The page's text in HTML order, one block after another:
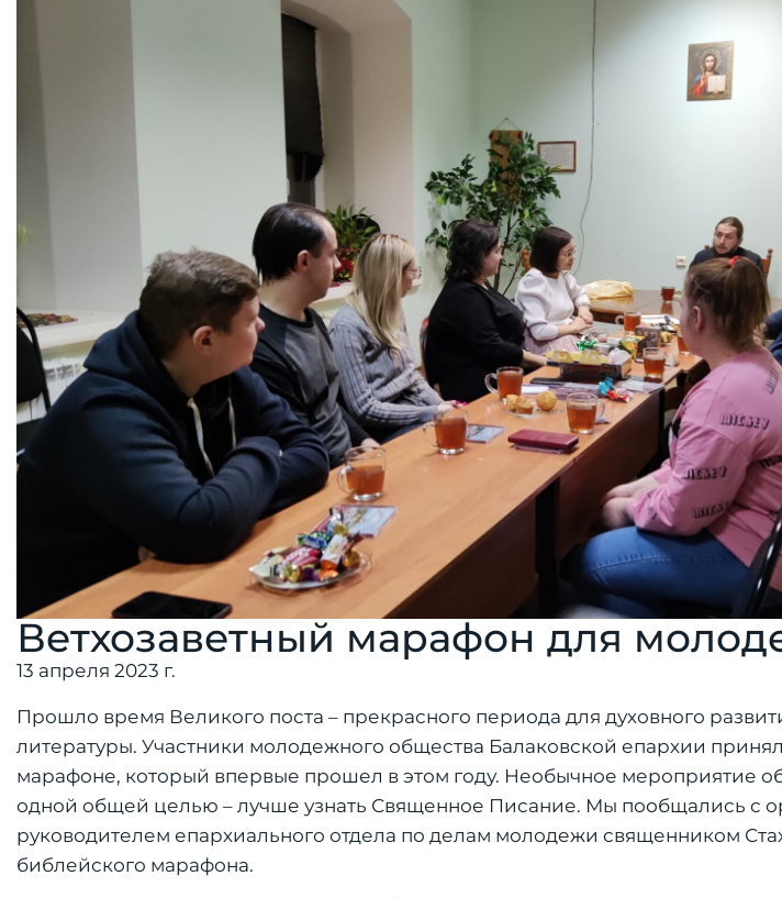
Ветхозаветный марафон для
13 апреля 2023 г.
Прошло время Великого поста – прекрасного периода для духовного
литературы. Участники молодежного общества Балаковской епархии
марафоне, который впервые прошел в этом году. Необычное мероприятие
одной общей целью – лучше узнать Священное Писание. Мы пообщались с
руководителем епархиального отдела по делам молодежи священником
библейского марафона.